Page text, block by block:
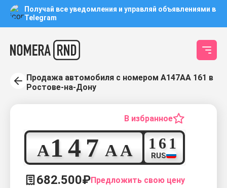
Получай все уведомления и управляй объявлениями в
Telegram
Продажа автомобиля с номером А147АА 161 в
Ростове-на-Дону
В избранное
А1
4
7
АА1
61
RUS
682.500₽Предложить свою цену